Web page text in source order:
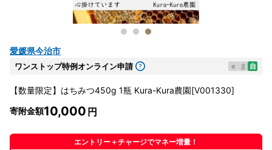
愛媛県今治市
ワンストップ特例オンライン申請 e ま 自
【数量限定】はちみつ450g 1瓶 Kura-Kura農園[V001330]
寄附金額10,000
エントリー＋チャージでマネー増量！